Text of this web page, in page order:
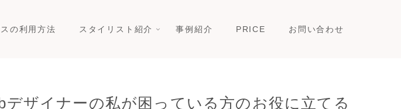
の利用方法 スタイリスト紹介 事例紹介 PRICE お問い合わせ
ザイナーの私が困っている方のお役に立てる